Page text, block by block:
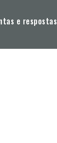
e respostas